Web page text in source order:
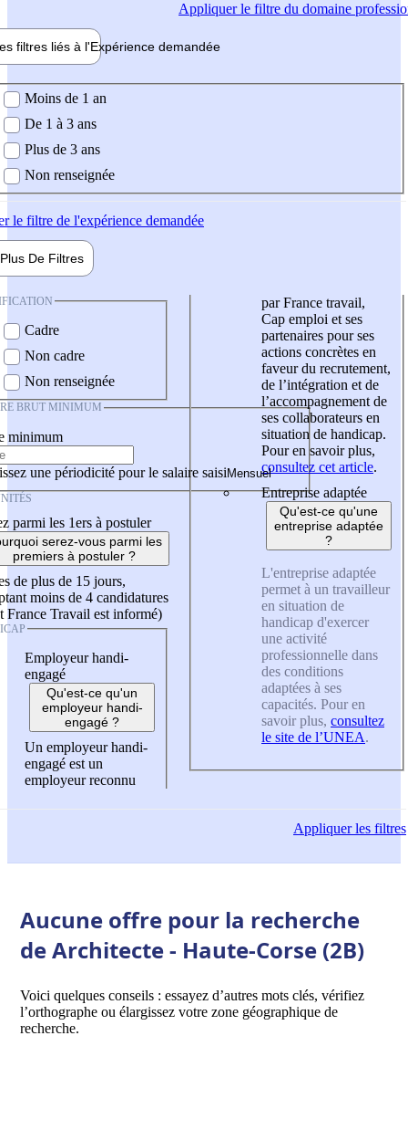
Appliquerle filtre du domaine
filtres liés à l'Expérience demandée
demandée
Moins de 1 an
De 1 à 3 ans
Plus de 3 ans
Non renseignée
le filtre de l'expérience demandée
Plus De Filtres
Cadre
Non cadre
Non renseignée
BRUT MINIMUM
minimum
une périodicité pour le salaire saisi
parmi les 1ers à postuler
serez-vous parmi les
premiers à postuler ?
de plus de 15 jours,
moins de 4 candidatures
France Travail est informé)
Employeur handi-
engagé
Qu'est-ce qu'un
employeur handi-
engagé ?
Un employeur handi-
engagé est un
employeur reconnu
par France travail,
Cap emploi et ses
partenaires pour ses
actions concrètes en
faveur du recrutement,
de l’intégration et de
l’accompagnement de
ses collaborateurs en
situation de handicap.
Pour en savoir plus,
consultez cet article.
Entreprise adaptée
Qu'est-ce qu'une
entreprise adaptée
?
L'entreprise adaptée
permet à un travailleur
en situation de
handicap d'exercer
une activité
professionnelle dans
des conditions
adaptées à ses
capacités. Pour en
savoir plus, consultez
le site de l’UNEA.
Appliquerles filtres
Aucune offre pour la recherche
de Architecte - Haute-Corse (2B)
Voici quelques conseils : essayez d’autres mots clés, vérifiez
l’orthographe ou élargissez votre zone géographique de
recherche.